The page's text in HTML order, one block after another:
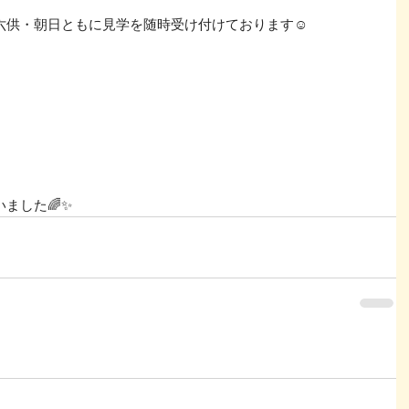
供・朝日ともに見学を随時受け付けております☺
ました🌈✨